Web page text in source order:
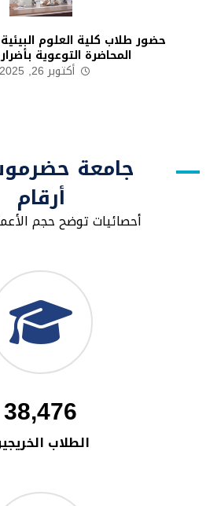
حضور طلاب كلية العلوم البيئية
المحاضرة التوعوية
أكتوبر 26, 2025
جامعة
أرقام
أحصائيات توضح حجم
38,476
الطلاب